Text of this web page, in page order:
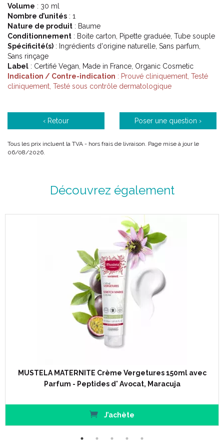
Volume : 30 ml
Nombre d’unités : 1
Nature de produit : Baume
Conditionnement : Boite carton, Pipette graduée, Tube souple
Spécificité(s) : Ingrédients d'origine naturelle, Sans parfum,
Sans rinçage
Label : Certifié Vegan, Made in France, Organic Cosmetic
Indication / Contre-indication : Prouvé cliniquement, Testé
cliniquement, Testé sous contrôle dermatologique
‹ Retour Poser une question ›
Tous les prix incluent la TVA - hors frais de livraison. Page mise à jour le
06/08/2026.
Découvrez également
MUSTELA MATERNITE Crème Vergetures 150ml avec
Parfum - Peptides d' Avocat, Maracuja
J’achète